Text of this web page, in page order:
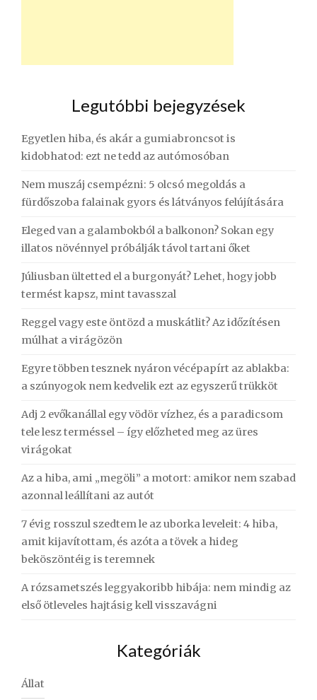
Legutóbbi bejegyzések
Egyetlen hiba, és akár a gumiabroncsot is
kidobhatod: ezt ne tedd az autómosóban
Nem muszáj csempézni: 5 olcsó megoldás a
fürdőszoba falainak gyors és látványos felújítására
Eleged van a galambokból a balkonon? Sokan egy
illatos növénnyel próbálják távol tartani őket
Júliusban ültetted el a burgonyát? Lehet, hogy jobb
termést kapsz, mint tavasszal
Reggel vagy este öntözd a muskátlit? Az időzítésen
múlhat a virágözön
Egyre többen tesznek nyáron vécépapírt az ablakba:
a szúnyogok nem kedvelik ezt az egyszerű trükköt
Adj 2 evőkanállal egy vödör vízhez, és a paradicsom
tele lesz terméssel – így előzheted meg az üres
virágokat
Az a hiba, ami „megöli” a motort: amikor nem szabad
azonnal leállítani az autót
7 évig rosszul szedtem le az uborka leveleit: 4 hiba,
amit kijavítottam, és azóta a tövek a hideg
beköszöntéig is teremnek
A rózsametszés leggyakoribb hibája: nem mindig az
első ötleveles hajtásig kell visszavágni
Kategóriák
Állat